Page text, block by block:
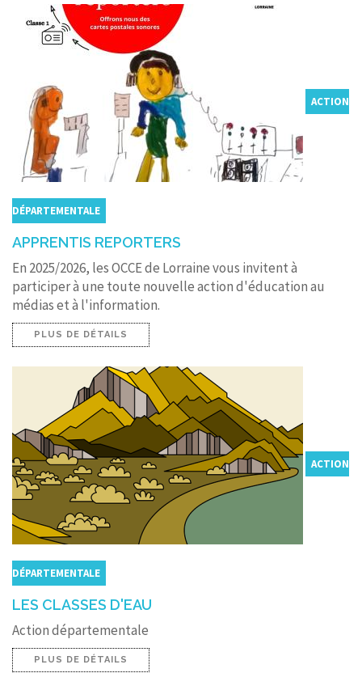
ACTION
DÉPARTEMENTALE
APPRENTIS REPORTERS
En 2025/2026, les OCCE de Lorraine vous invitent à
participer à une toute nouvelle action d'éducation au
médias et à l'information.
PLUS DE DÉTAILS
ACTION
DÉPARTEMENTALE
LES CLASSES D'EAU
Action départementale
PLUS DE DÉTAILS